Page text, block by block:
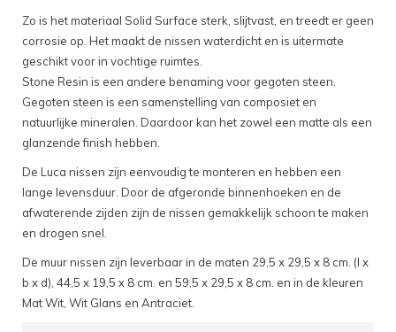
Zo is het materiaal Solid Surface sterk, slijtvast, en treedt er geen
corrosie op. Het maakt de nissen waterdicht en is uitermate
geschikt voor in vochtige ruimtes.
Stone Resin is een andere benaming voor gegoten steen.
Gegoten steen is een samenstelling van composiet en
natuurlijke mineralen. Daardoor kan het zowel een matte als een
glanzende finish hebben.
De Luca nissen zijn eenvoudig te monteren en hebben een
lange levensduur. Door de afgeronde binnenhoeken en de
afwaterende zijden zijn de nissen gemakkelijk schoon te maken
en drogen snel.
De muur nissen zijn leverbaar in de maten 29,5 x 29,5 x 8 cm. (l x
b x d), 44,5 x 19,5 x 8 cm. en 59,5 x 29,5 x 8 cm. en in de kleuren
Mat Wit, Wit Glans en Antraciet.